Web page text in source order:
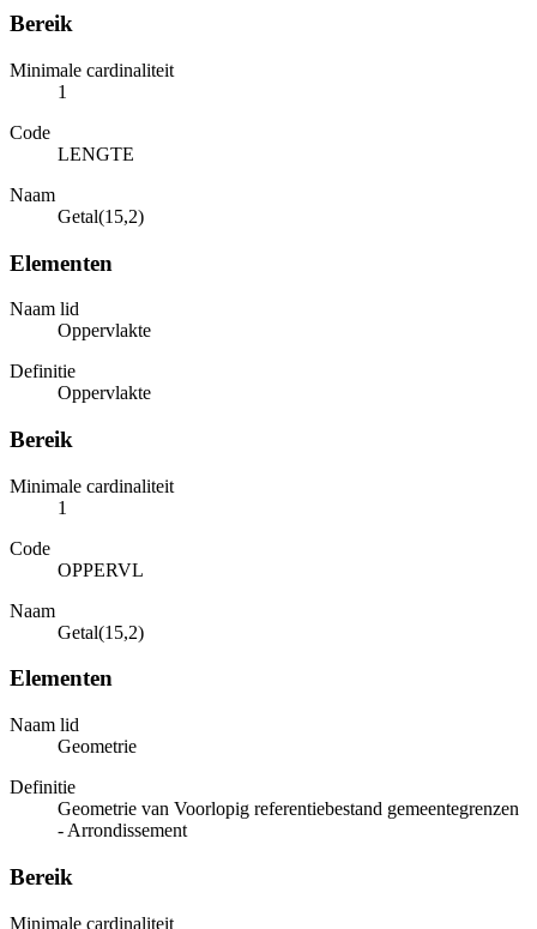
Bereik
Minimale cardinaliteit
1
Code
LENGTE
Naam
Getal(15,2)
Elementen
Naam lid
Oppervlakte
Definitie
Oppervlakte
Bereik
Minimale cardinaliteit
1
Code
OPPERVL
Naam
Getal(15,2)
Elementen
Naam lid
Geometrie
Definitie
Geometrie van Voorlopig referentiebestand gemeentegrenzen
- Arrondissement
Bereik
Minimale cardinaliteit